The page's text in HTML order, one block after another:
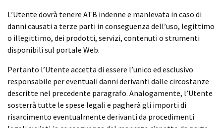
L’Utente dovrà tenere ATB indenne e manlevata in caso di
danni causati a terze parti in conseguenza dell’uso, legittimo
o illegittimo, dei prodotti, servizi, contenuti o strumenti
disponibili sul portale Web.
Pertanto l’Utente accetta di essere l’unico ed esclusivo
responsabile per eventuali danni derivanti dalle circostanze
descritte nel precedente paragrafo. Analogamente, l’Utente
sosterrà tutte le spese legali e pagherà gli importi di
risarcimento eventualmente derivanti da procedimenti